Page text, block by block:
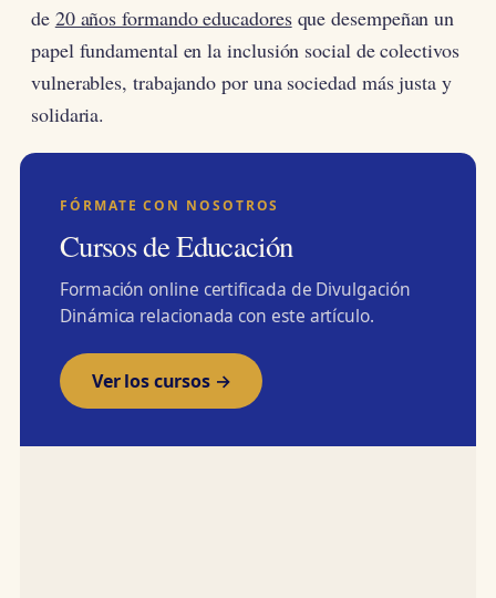
de 20 años formando educadoresque desempeñan un
papel fundamental en la inclusión social de colectivos
vulnerables, trabajando por una sociedad más justa y
solidaria.
FÓRMATE CON NOSOTROS
Cursos de Educación
Formación online certificada de Divulgación
Dinámica relacionada con este artículo.
Ver los cursos →